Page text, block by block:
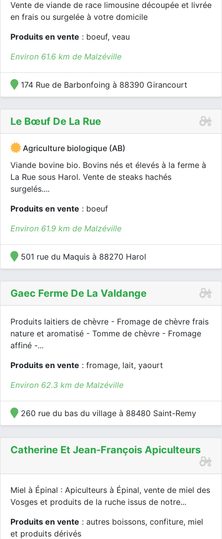
Vente de viande de race limousine découpée et livrée
en frais ou surgelée à votre domicile
Produits en vente : boeuf, veau
Environ 61.6 km de Malzéville
174 Rue de Barbonfoing à 88390 Girancourt
Le Bœuf De La Rue
Agriculture biologique (AB)
Viande bovine bio. Bovins nés et élevés à la ferme à
La Rue sous Harol. Vente de steaks hachés
surgelés....
Produits en vente : boeuf
Environ 61.9 km de Malzéville
501 rue du Maquis à 88270 Harol
Gaec Ferme De La Valdange
Produits laitiers de chèvre - Fromage de chèvre frais
nature et aromatisé - Tomme de chèvre - Fromage
affiné -...
Produits en vente : fromage, lait, yaourt
Environ 62.3 km de Malzéville
260 rue du bas du village à 88480 Saint-Remy
Catherine Et Jean-François Apiculteurs
Miel à Épinal : Apiculteurs à Épinal, vente de miel des
Vosges et produits de la ruche issus de notre...
Produits en vente : autres boissons, confiture, miel
et produits dérivés